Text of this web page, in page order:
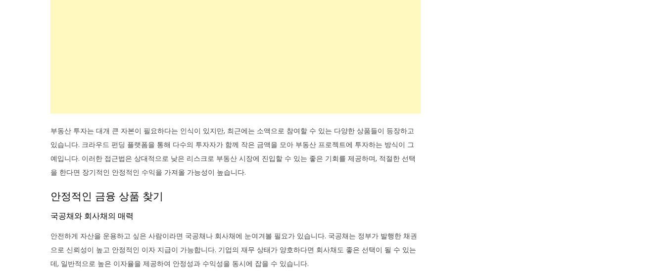
부동산 투자는 대개 큰 자본이 필요하다는 인식이 있지만, 최근에는 소액으로 참여할 수 있는 다양한 상품들이 등장하고
있습니다. 크라우드 펀딩 플랫폼을 통해 다수의 투자자가 함께 작은 금액을 모아 부동산 프로젝트에 투자하는 방식이 그
예입니다. 이러한 접근법은 상대적으로 낮은 리스크로 부동산 시장에 진입할 수 있는 좋은 기회를 제공하며, 적절한 선택
을 한다면 장기적인 안정적인 수익을 가져올 가능성이 높습니다.
안정적인 금융 상품 찾기
국공채와 회사채의 매력
안전하게 자산을 운용하고 싶은 사람이라면 국공채나 회사채에 눈여겨볼 필요가 있습니다. 국공채는 정부가 발행한 채권
으로 신뢰성이 높고 안정적인 이자 지급이 가능합니다. 기업의 재무 상태가 양호하다면 회사채도 좋은 선택이 될 수 있는
데, 일반적으로 높은 이자율을 제공하여 안정성과 수익성을 동시에 잡을 수 있습니다.